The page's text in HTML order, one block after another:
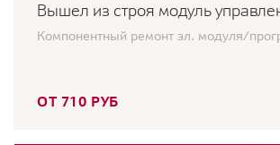
Вышел из строя модуль
Компонентный ремонт эл. модуля/
ОТ 710 РУБ